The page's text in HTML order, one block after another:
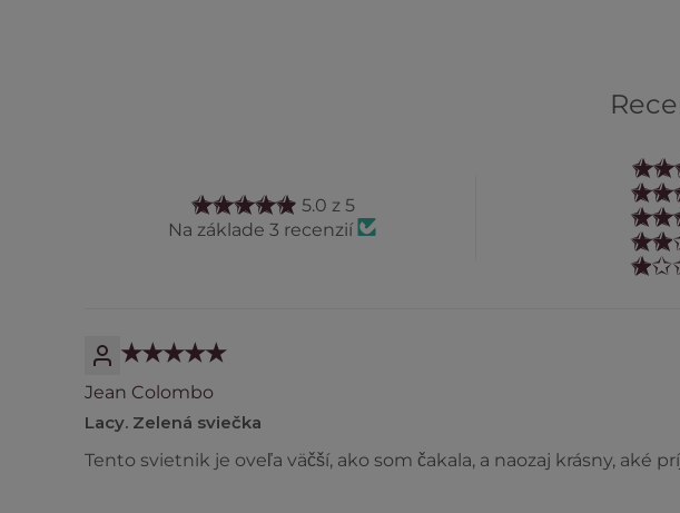
5.0 z 5
Na základe 3 recenzií
Jean Colombo
Lacy. Zelená sviečka
Tento svietnik je oveľa väčší, ako som čakala, a naozaj krásny,